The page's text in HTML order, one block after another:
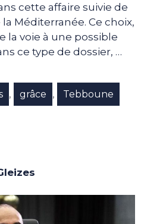
cette affaire suivie de
Méditerranée. Ce choix,
la voie à une possible
ce type de dossier, …
, grâce , Tebboune